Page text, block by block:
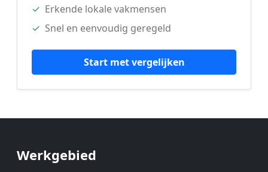
✓ Erkende lokale vakmensen
✓ Snel en eenvoudig geregeld
Start met vergelijken
Werkgebied